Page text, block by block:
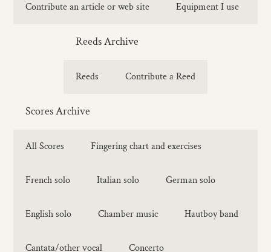
Contribute an article or web site Equipment I use
Reeds Archive
Reeds Contribute a Reed
Scores Archive
All Scores Fingering chart and exercises
French solo Italian solo German solo
English solo Chamber music Hautboy band
Cantata/other vocal Concerto